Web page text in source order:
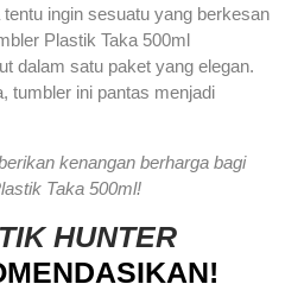
ingin sesuatu yang berkesan
Plastik Taka 500ml
dalam satu paket yang elegan.
tumbler ini pantas menjadi
kenangan berharga bagi
Taka 500ml!
HUNTER